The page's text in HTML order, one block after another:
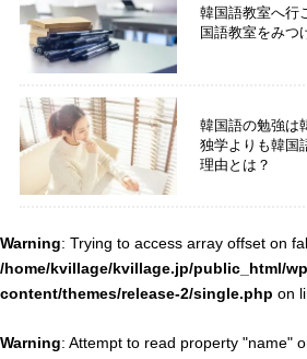
韓国語教室へ行
国語教室をみつ
韓国語の勉強は
独学よりも韓国
理由とは？
Warning: Trying to access array offset on
/home/kvillage/kvillage.jp/public_html/
content/themes/release-2/single.php on
Warning: Attempt to read property "name"